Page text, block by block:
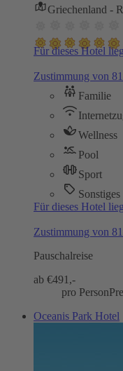
Griechenland -
Für dieses Hotel
Zustimmung von
Familie
Wellness
Pool
Sport
Sonstiges
Für dieses Hotel
Zustimmung von
Pauschalreise
ab €491,-
pro Person
Oceanis Park Hotel